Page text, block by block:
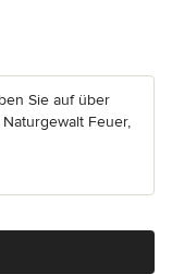
Sie auf über
Feuer,